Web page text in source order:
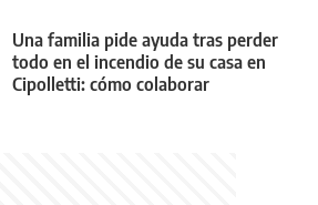
Una familia pide ayuda tras perder
todo en el incendio de su casa en
Cipolletti: cómo colaborar